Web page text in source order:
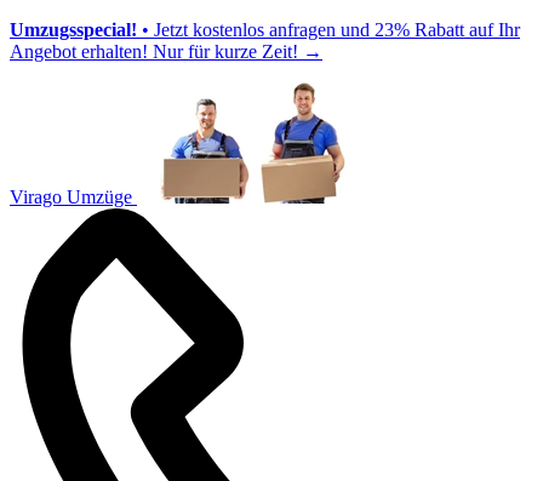
Umzugsspecial! • Jetzt kostenlos anfragen und 23% Rabatt auf Ihr
Angebot erhalten! Nur für kurze Zeit! →
Virago Umzüge